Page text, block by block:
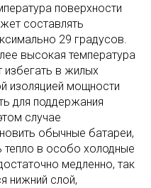
поверхности
составлять
29 градусов.
высокая температура
избегать в жилых
изоляцией мощности
для поддержания
случае
обычные батареи,
тепло в особо холодные
медленно, так
нижний слой,